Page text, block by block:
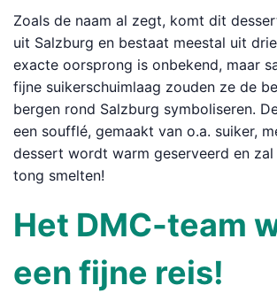
Zoals de naam al zegt, komt dit
uit Salzburg en bestaat meestal uit
exacte oorsprong is onbekend, maar
fijne suikerschuimlaag zouden ze de
bergen rond Salzburg symboliseren.
een soufflé, gemaakt van o.a. suiker,
dessert wordt warm geserveerd en
tong smelten!
Het DMC-team
een fijne reis!